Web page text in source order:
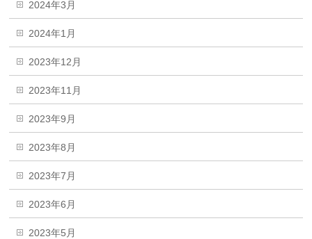
2024年3月
2024年1月
2023年12月
2023年11月
2023年9月
2023年8月
2023年7月
2023年6月
2023年5月